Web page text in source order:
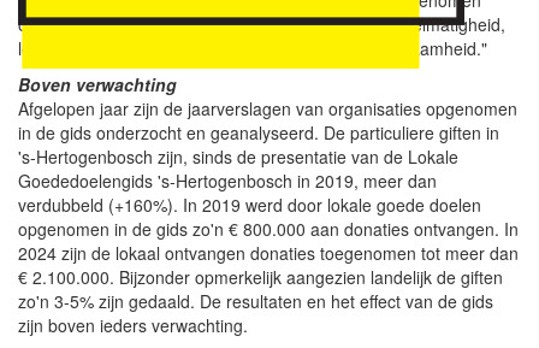
organisaties zijn gescreend op betrouwbaarheid, doelmatigheid,
lokale betrokkenheid, continuïteit en (sociale) duurzaamheid."
Boven verwachting
Afgelopen jaar zijn de jaarverslagen van organisaties opgenomen
in de gids onderzocht en geanalyseerd. De particuliere giften in
's-Hertogenbosch zijn, sinds de presentatie van de Lokale
Goededoelengids 's-Hertogenbosch in 2019, meer dan
verdubbeld (+160%). In 2019 werd door lokale goede doelen
opgenomen in de gids zo'n € 800.000 aan donaties ontvangen. In
2024 zijn de lokaal ontvangen donaties toegenomen tot meer dan
€ 2.100.000. Bijzonder opmerkelijk aangezien landelijk de giften
zo'n 3-5% zijn gedaald. De resultaten en het effect van de gids
zijn boven ieders verwachting.